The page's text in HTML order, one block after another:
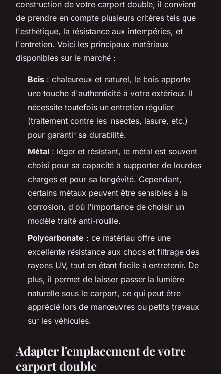
construction de votre carport double, il convient
de prendre en compte plusieurs critères tels que
l'esthétique, la résistance aux intempéries, et
l'entretien. Voici les principaux matériaux
disponibles sur le marché :
Bois : chaleureux et naturel, le bois apporte
une touche d'authenticité à votre extérieur. Il
nécessite toutefois un entretien régulier
(traitement contre les insectes, lasure, etc.)
pour garantir sa durabilité.
Métal : léger et résistant, le métal est souvent
choisi pour sa capacité à supporter de lourdes
charges et pour sa longévité. Cependant,
certains métaux peuvent être sensibles à la
corrosion, d'où l'importance de choisir un
modèle traité anti-rouille.
Polycarbonate : ce matériau offre une
excellente résistance aux chocs et filtrage des
rayons UV, tout en étant facile à entretenir. De
plus, il permet de laisser passer la lumière
naturelle sous le carport, ce qui peut être
apprécié lors de manœuvres ou petits travaux
sur les véhicules.
Adapter l'emplacement de votre
carport double